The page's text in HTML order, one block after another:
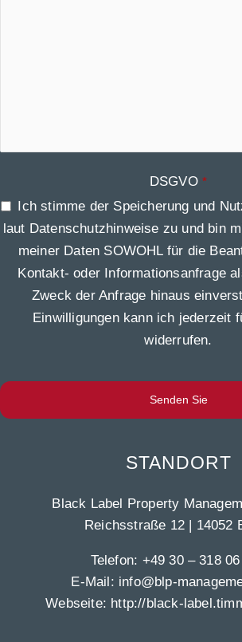
DSGVO *
Ich stimme der Speicherung und
laut Datenschutzhinweise zu und bin
meiner Daten SOWOHL für die
Kontakt- oder Informationsanfrage
Zweck der Anfrage hinaus
Einwilligungen kann ich jederzeit
widerrufen.
Senden Sie
STANDORT
Black Label Property
Reichsstraße 12 | 14052
Telefon: +49 30 – 318
E-Mail: info@blp-
Webseite: http://black-